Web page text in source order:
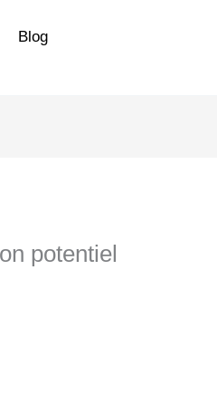
Blog
potentiel